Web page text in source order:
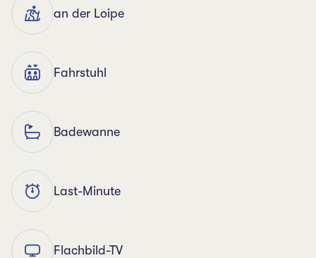
an der Loipe
Fahrstuhl
Badewanne
Last-Minute
Flachbild-TV